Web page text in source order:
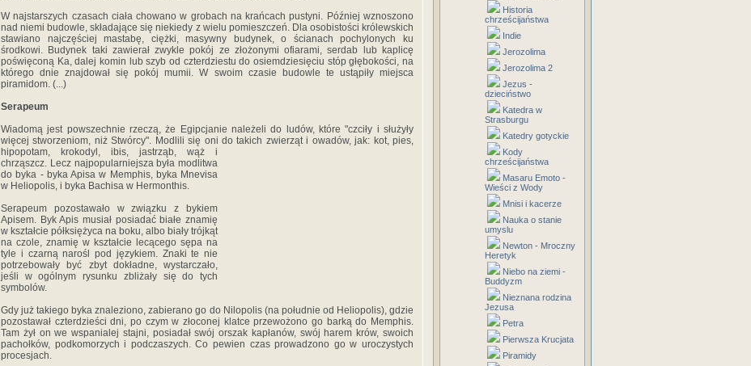
W najstarszych czasach ciała chowano w grobach na krańcach pustyni. Później wznoszono
nad niemi budowle, składające się niekiedy z wielu pomieszczeń. Dla osobistości królewskich
stawiano najczęściej mastabę, ciężki, masywny budynek, o ścianach pochylonych ku
środkowi. Budynek taki zawierał zwykle pokój ze złożonymi ofiarami, serdab lub kaplicę
poświęconą Ka, dalej komin lub szyb od czterdziestu do osiemdziesięciu stóp głębokości, na
którego dnie znajdował się pokój mumii. W swoim czasie budowle te ustąpiły miejsca
piramidom. (...)
Serapeum
Wiadomą jest powszechnie rzeczą, że Egipcjanie należeli do ludów, które "czciły i służyły
więcej stworzeniom, niż Stwórcy". Modlili się oni do takich zwierząt i owadów, jak: kot, pies,
hipopotam,
krokodyl, ibis, jastrząb, wąż i
chrząszcz. Lecz najpopularniejsza była modlitwa
do byka - byka Apisa w Memphis, byka Mnevisa
w Heliopolis, i byka Bachisa w Hermonthis.
Serapeum pozostawało w związku z bykiem
Apisem. Byk Apis musiał posiadać białe znamię
w kształcie półksiężyca na boku, albo biały trójkąt
na czole, znamię w kształcie lecącego sępa na
tyle i czarną narośl pod językiem. Znaki te nie
potrzebowały być zbyt dokładne, wystarczało,
jeśli w ogólnym rysunku zbliżały się do tych
symbolów.
Gdy już takiego byka znaleziono, zabierano go do Nilopolis (na południe od Heliopolis), gdzie
pozostawał czterdzieści dni, po czym w złoconej klatce przewożono go barką do Memphis.
Tam żył on we wspanialej stajni, posiadał swój orszak kapłanów, swój harem krów, swoich
pachołków, podkomorzych i podczaszych. Co pewien czas prowadzono go w uroczystych
procesjach.
Historia
chrześcijaństwa
Indie
Jerozolima
Jerozolima 2
Jezus -
dzieciństwo
Katedra w
Strasburgu
Katedry gotyckie
Kody
chrześcijaństwa
Masaru Emoto -
Wieści z Wody
Mnisi i kacerze
Nauka o stanie
umyslu
Newton - Mroczny
Heretyk
Niebo na ziemi -
Buddyzm
Nieznana rodzina
Jezusa
Petra
Pierwsza Krucjata
Piramidy